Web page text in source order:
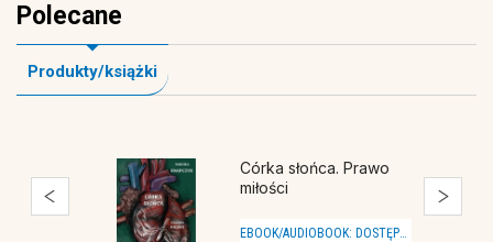
Polecane
Produkty/książki
Córka słońca. Miejsce
początku
EBOOK/AUDIOBOOK: DOSTĘPNY